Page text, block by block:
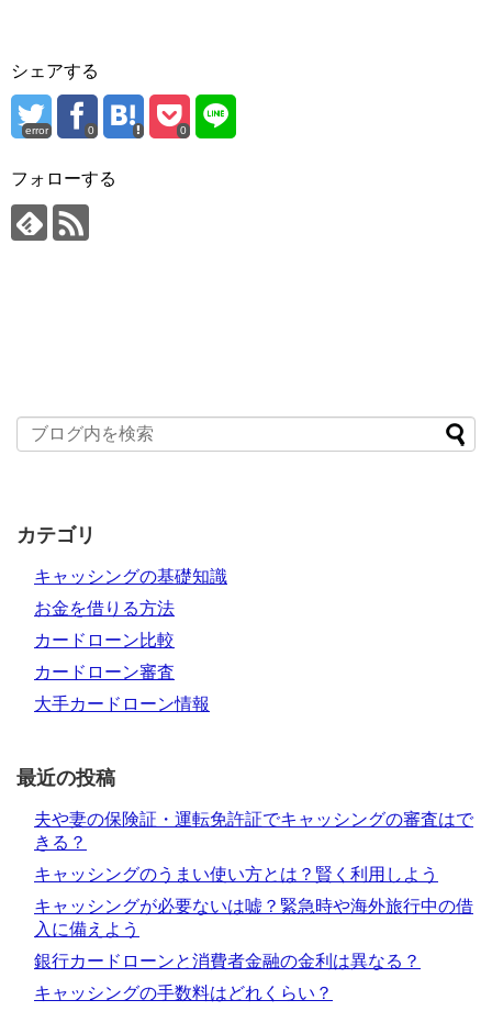
シェアする
error 0 0
フォローする
カテゴリ
キャッシングの基礎知識
お金を借りる方法
カードローン比較
カードローン審査
大手カードローン情報
最近の投稿
夫や妻の保険証・運転免許証でキャッシングの審査はで
きる？
キャッシングのうまい使い方とは？賢く利用しよう
キャッシングが必要ないは嘘？緊急時や海外旅行中の借
入に備えよう
銀行カードローンと消費者金融の金利は異なる？
キャッシングの手数料はどれくらい？